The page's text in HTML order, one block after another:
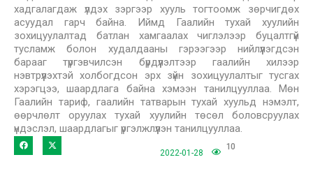
хадгалагдаж үлдэх зэргээр хууль тогтоомж зөрчигдөх
асуудал гарч байна. Иймд Гаалийн тухай хуулийн
зохицуулалтад батлан хамгаалах чиглэлээр буцалтгүй
тусламж болон худалдааны гэрээгээр нийлүүлэгдсэн
барааг түргэвчилсэн бүрдүүлэлтээр гаалийн хилээр
нэвтрүүлэхтэй холбогдсон эрх зүйн зохицуулалтыг тусгах
хэрэгцээ, шаардлага байна хэмээн танилцууллаа. Мөн
Гаалийн тариф, гаалийн татварын тухай хуульд нэмэлт,
өөрчлөлт оруулах тухай хуулийн төсөл боловсруулах
үндэслэл, шаардлагыг үргэлжлүүлэн танилцууллаа.
2022-01-28
10